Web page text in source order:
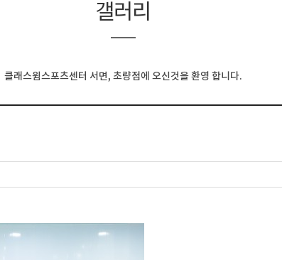
갤러리
클래스윔스포츠센터 서면, 초량점에 오신것을 환영 합니다.